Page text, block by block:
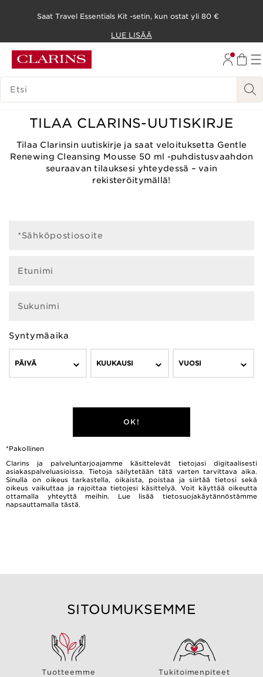
SIIRRY SISÄLTÖÖN
SIIRRY ALATUNNISTEESEEN
Saat Travel Essentials Kit -setin, kun ostat yli 80 €
LUE LISÄÄ
HAKUHISTORIA
0 tuotetta
TILAA CLARINS-UUTISKIRJE
Tilaa Clarinsin uutiskirje ja saat veloituksetta Gentle
Renewing Cleansing Mousse 50 ml -puhdistusvaahdon
seuraavan tilauksesi yhteydessä – vain
rekisteröitymällä!
*Sähköpostiosoite
Etunimi
Sukunimi
Syntymäaika
PÄIVÄ KUUKAUSI VUOSI
OK!
*Pakollinen
Clarins ja palveluntarjoajamme käsittelevät tietojasi digitaalisesti
asiakaspalveluasioissa. Tietoja säilytetään tätä varten tarvittava aika.
Sinulla on oikeus tarkastella, oikaista, poistaa ja siirtää tietosi sekä
oikeus vaikuttaa ja rajoittaa tietojesi käsittelyä. Voit käyttää oikeutta
ottamalla yhteyttä meihin. Lue lisää tietosuojakäytännöstämme
napsauttamalla tästä.
SITOUMUKSEMME
Tuotteemme
Tukitoimenpiteet